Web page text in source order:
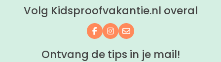
Volg Kidsproofvakantie.nl overal
Volg ons op Facebook
Volg ons op Instagram
Mail ons
Ontvang de tips in je mail!